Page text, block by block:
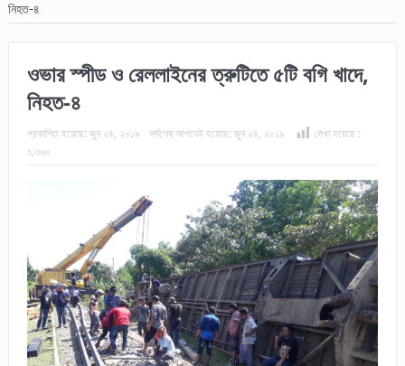
নিহত-৪
ওভার স্পীড ও রেললাইনের ত্রুটিতে ৫টি বগি খাদে,
নিহত-৪
প্রকাশিত হয়েছে: জুন ২৪, ২০১৯ সর্বশেষ আপডেট হয়েছে: জুন ২৪, ২০১৯
দেখা হয়েছে :
১,৩৬০